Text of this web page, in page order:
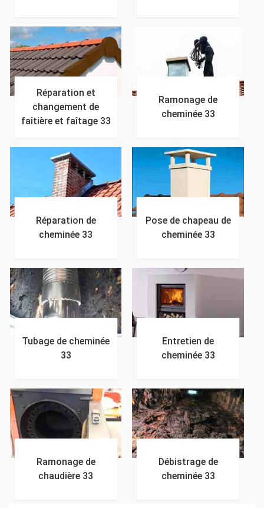
Réparation et
changement de
faîtière et faîtage 33
Ramonage de
cheminée 33
Réparation de
cheminée 33
Pose de chapeau de
cheminée 33
Tubage de cheminée
33
Entretien de
cheminée 33
Ramonage de
chaudière 33
Débistrage de
cheminée 33